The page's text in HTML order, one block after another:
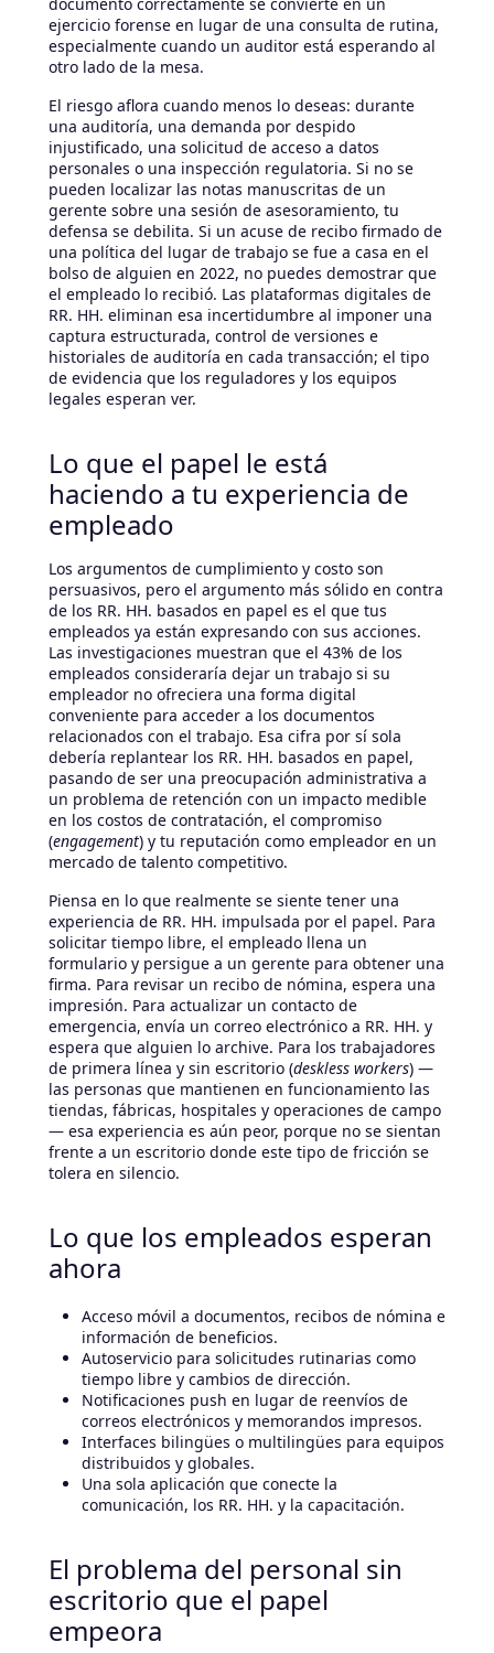
ejercicio forense en lugar de una consulta de rutina,
especialmente cuando un auditor está esperando al
otro lado de la mesa.
El riesgo aflora cuando menos lo deseas: durante
una auditoría, una demanda por despido
injustificado, una solicitud de acceso a datos
personales o una inspección regulatoria. Si no se
pueden localizar las notas manuscritas de un
gerente sobre una sesión de asesoramiento, tu
defensa se debilita. Si un acuse de recibo firmado de
una política del lugar de trabajo se fue a casa en el
bolso de alguien en 2022, no puedes demostrar que
el empleado lo recibió. Las plataformas digitales de
RR. HH. eliminan esa incertidumbre al imponer una
captura estructurada, control de versiones e
historiales de auditoría en cada transacción; el tipo
de evidencia que los reguladores y los equipos
legales esperan ver.
Lo que el papel le está
haciendo a tu experiencia de
empleado
Los argumentos de cumplimiento y costo son
persuasivos, pero el argumento más sólido en contra
de los RR. HH. basados en papel es el que tus
empleados ya están expresando con sus acciones.
Las investigaciones muestran que el 43% de los
empleados consideraría dejar un trabajo si su
empleador no ofreciera una forma digital
conveniente para acceder a los documentos
relacionados con el trabajo. Esa cifra por sí sola
debería replantear los RR. HH. basados en papel,
pasando de ser una preocupación administrativa a
un problema de retención con un impacto medible
en los costos de contratación, el compromiso
(engagement) y tu reputación como empleador en un
mercado de talento competitivo.
Piensa en lo que realmente se siente tener una
experiencia de RR. HH. impulsada por el papel. Para
solicitar tiempo libre, el empleado llena un
formulario y persigue a un gerente para obtener una
firma. Para revisar un recibo de nómina, espera una
impresión. Para actualizar un contacto de
emergencia, envía un correo electrónico a RR. HH. y
espera que alguien lo archive. Para los trabajadores
de primera línea y sin escritorio (deskless workers) —
las personas que mantienen en funcionamiento las
tiendas, fábricas, hospitales y operaciones de campo
— esa experiencia es aún peor, porque no se sientan
frente a un escritorio donde este tipo de fricción se
tolera en silencio.
Lo que los empleados esperan
ahora
Acceso móvil a documentos, recibos de nómina e
información de beneficios.
Autoservicio para solicitudes rutinarias como
tiempo libre y cambios de dirección.
Notificaciones push en lugar de reenvíos de
correos electrónicos y memorandos impresos.
Interfaces bilingües o multilingües para equipos
distribuidos y globales.
Una sola aplicación que conecte la
comunicación, los RR. HH. y la capacitación.
El problema del personal sin
escritorio que el papel
empeora